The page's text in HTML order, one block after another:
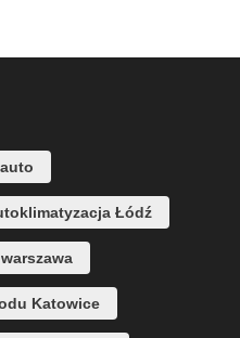
auto
Łódź
Katowice